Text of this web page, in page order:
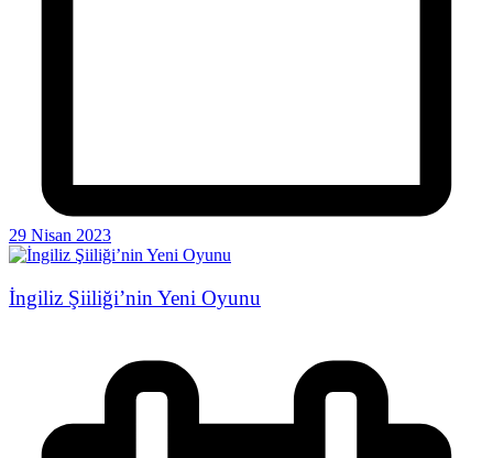
29 Nisan 2023
İngiliz Şiiliği’nin Yeni Oyunu